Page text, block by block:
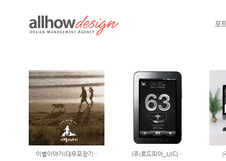
이별이야기(대우포장기··· (주)로드피아_UI디··· (